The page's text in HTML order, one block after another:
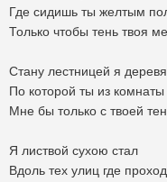
Где сидишь ты желтым
Только чтобы тень твоя
Стану лестницей я
По которой ты из
Мне бы только с твоей
Я листвой сухою стал
Вдоль тех улиц где